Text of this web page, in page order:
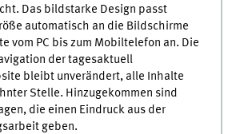
Das bildstarke Design passt
automatisch an die Bildschirme
vom PC bis zum Mobiltelefon an. Die
der tagesaktuell
bleibt unverändert, alle Inhalte
Stelle. Hinzugekommen sind
die einen Eindruck aus der
geben.